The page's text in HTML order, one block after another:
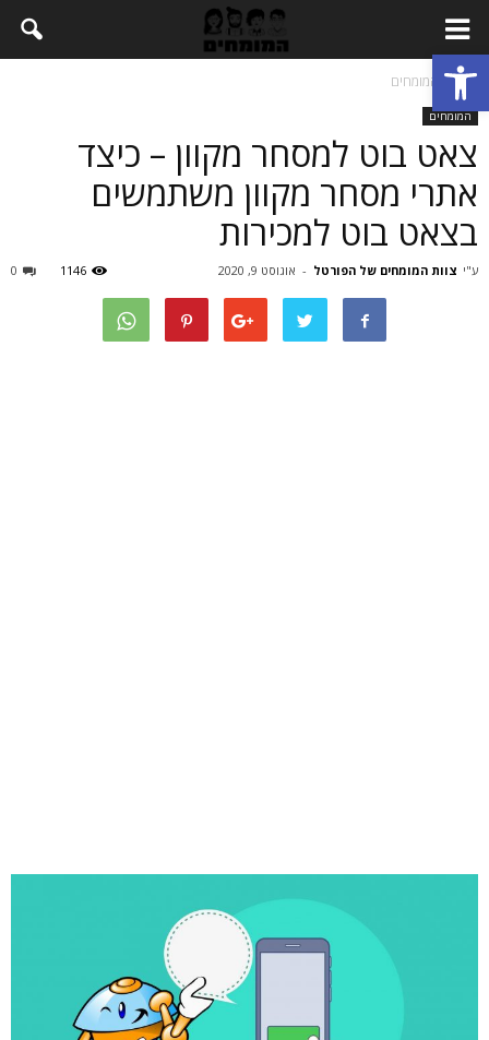
Open toolbar
בית המומחים
המומחים
צאט בוט למסחר מקוון – כיצד
אתרי מסחר מקוון משתמשים
בצאט בוט למכירות
ע"י צוות המומחים של הפורטל - אוגוסט 9, 2020 0 1146